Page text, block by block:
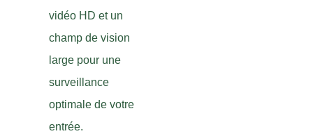
vidéo HD et un
champ de vision
large pour une
surveillance
optimale de votre
entrée.